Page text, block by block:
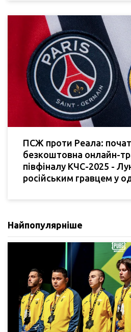
ПСЖ проти Реала:
безкоштовна онлайн-
півфіналу КЧС-2025 -
російським гравцем у
Найпопулярніше